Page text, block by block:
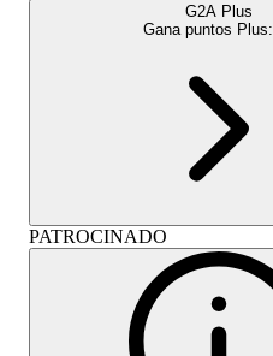
G2A Plus
Gana puntos Plus:
PATROCINADO